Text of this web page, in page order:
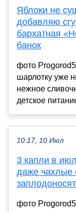
Яблоки не
добавляю
бархатная
банок
фото
шарлотку уже
нежное
детское
10:17, 10 Июл
3 капли в
даже чахлые
заплодоносят
фото